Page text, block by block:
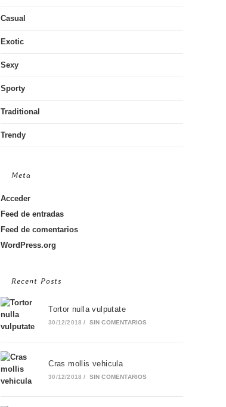
Casual
Exotic
Sexy
Sporty
Traditional
Trendy
Meta
Acceder
Feed de entradas
Feed de comentarios
WordPress.org
Recent Posts
Tortor nulla vulputate
30/12/2018 / SIN COMENTARIOS
Cras mollis vehicula
30/12/2018 / SIN COMENTARIOS